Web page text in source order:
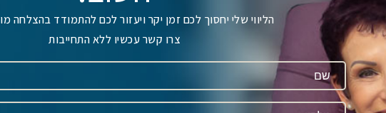
הליווי שלי יחסוך לכם זמן יקר ויעזור לכם להתמודד בהצלחה
צרו קשר עכשיו ללא התחייבות